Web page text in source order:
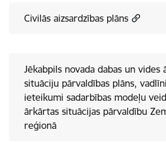
Civilās aizsardzības plāns
Jēkabpils novada dabas un vides
situāciju pārvaldības plāns,
ieteikumi sadarbības modeļu
ārkārtas situācijas pārvaldību
reģionā